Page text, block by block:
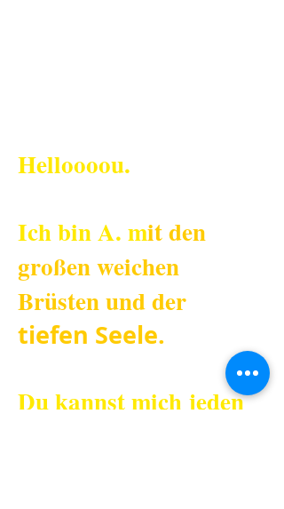
Helloooou.
Ich bin A. mit den
großen weichen
Brüsten und der
tiefen Seele.
Du kannst mich jeden